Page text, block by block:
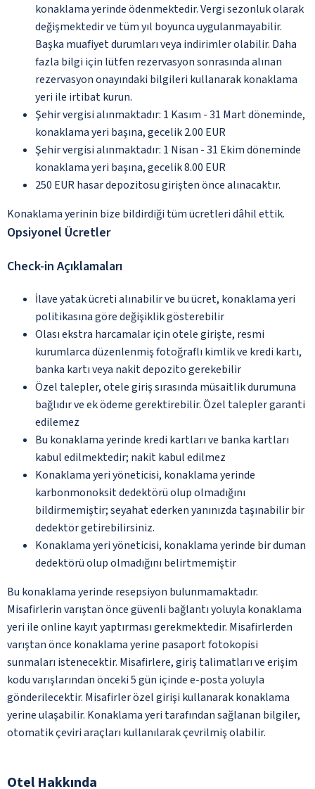
konaklama yerinde ödenmektedir. Vergi sezonluk olarak
değişmektedir ve tüm yıl boyunca uygulanmayabilir.
Başka muafiyet durumları veya indirimler olabilir. Daha
fazla bilgi için lütfen rezervasyon sonrasında alınan
rezervasyon onayındaki bilgileri kullanarak konaklama
yeri ile irtibat kurun.
Şehir vergisi alınmaktadır: 1 Kasım - 31 Mart döneminde,
konaklama yeri başına, gecelik 2.00 EUR
Şehir vergisi alınmaktadır: 1 Nisan - 31 Ekim döneminde
konaklama yeri başına, gecelik 8.00 EUR
250 EUR hasar depozitosu girişten önce alınacaktır.
Konaklama yerinin bize bildirdiği tüm ücretleri dâhil ettik.
Opsiyonel Ücretler
Check-in Açıklamaları
İlave yatak ücreti alınabilir ve bu ücret, konaklama yeri
politikasına göre değişiklik gösterebilir
Olası ekstra harcamalar için otele girişte, resmi
kurumlarca düzenlenmiş fotoğraflı kimlik ve kredi kartı,
banka kartı veya nakit depozito gerekebilir
Özel talepler, otele giriş sırasında müsaitlik durumuna
bağlıdır ve ek ödeme gerektirebilir. Özel talepler garanti
edilemez
Bu konaklama yerinde kredi kartları ve banka kartları
kabul edilmektedir; nakit kabul edilmez
Konaklama yeri yöneticisi, konaklama yerinde
karbonmonoksit dedektörü olup olmadığını
bildirmemiştir; seyahat ederken yanınızda taşınabilir bir
dedektör getirebilirsiniz.
Konaklama yeri yöneticisi, konaklama yerinde bir duman
dedektörü olup olmadığını belirtmemiştir
Bu konaklama yerinde resepsiyon bulunmamaktadır.
Misafirlerin varıştan önce güvenli bağlantı yoluyla konaklama
yeri ile online kayıt yaptırması gerekmektedir. Misafirlerden
varıştan önce konaklama yerine pasaport fotokopisi
sunmaları istenecektir. Misafirlere, giriş talimatları ve erişim
kodu varışlarından önceki 5 gün içinde e-posta yoluyla
gönderilecektir. Misafirler özel girişi kullanarak konaklama
yerine ulaşabilir. Konaklama yeri tarafından sağlanan bilgiler,
otomatik çeviri araçları kullanılarak çevrilmiş olabilir.
Otel Hakkında